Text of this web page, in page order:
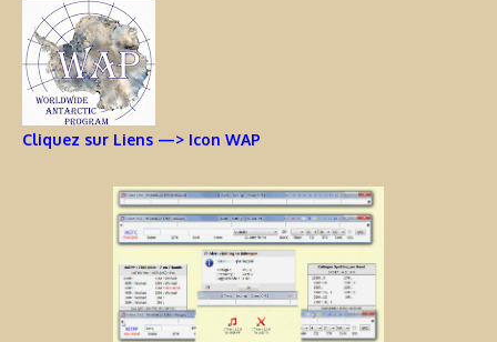
Cliquez sur Liens —> Icon WAP